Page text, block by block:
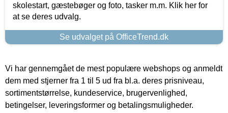
skolestart, gæstebøger og foto, tasker m.m. Klik her for
at se deres udvalg.
Se udvalget på OfficeTrend.dk
Vi har gennemgået de mest populære webshops og anmeldt
dem med stjerner fra 1 til 5 ud fra bl.a. deres prisniveau,
sortimentstørrelse, kundeservice, brugervenlighed,
betingelser, leveringsformer og betalingsmuligheder.